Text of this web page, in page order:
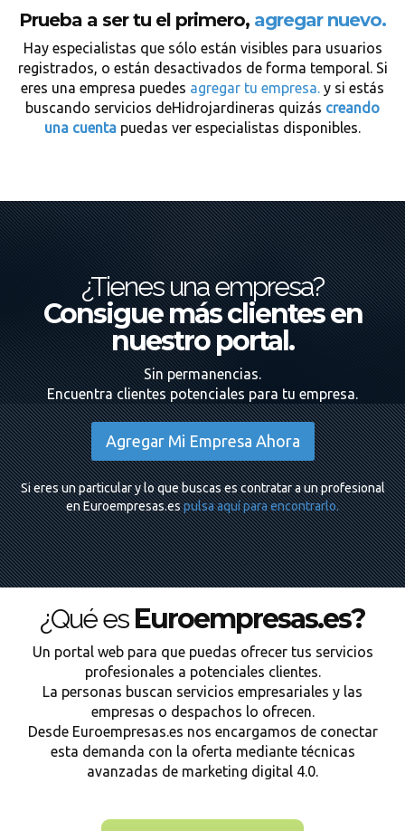
Prueba a ser tu el primero, agregar nuevo.
Hay especialistas que sólo están visibles para usuarios
registrados, o están desactivados de forma temporal. Si
eres una empresa puedes agregar tu empresa. y si estás
buscando servicios deHidrojardineras quizás creando
una cuenta puedas ver especialistas disponibles.
¿Tienes una empresa?
Consigue más clientes en
nuestro portal.
Sin permanencias.
Encuentra clientes potenciales para tu empresa.
Agregar Mi Empresa Ahora
Si eres un particular y lo que buscas es contratar a un profesional
en Euroempresas.espulsa aquí para encontrarlo.
¿Qué esEuroempresas.es?
Un portal web para que puedas ofrecer tus servicios
profesionales a potenciales clientes.
La personas buscan servicios empresariales y las
empresas o despachos lo ofrecen.
Desde Euroempresas.es nos encargamos de conectar
esta demanda con la oferta mediante técnicas
avanzadas de marketing digital 4.0.